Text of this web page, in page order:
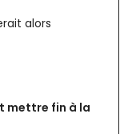
alors
mettre fin à la